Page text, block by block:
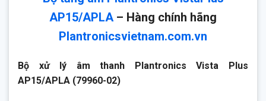
đòi hỏi độ rõ âm thanh cao.
AP15/APLA– Hàng chính hãng
Plantronicsvietnam.com.vn
Bộ xử lý âm thanh Plantronics Vista Plus
AP15/APLA (79960-02)